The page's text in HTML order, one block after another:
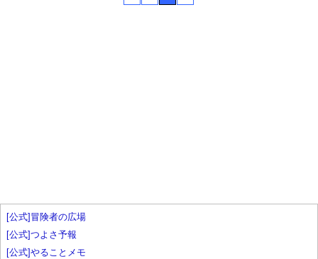
[公式]冒険者の広場
[公式]つよさ予報
[公式]やることメモ